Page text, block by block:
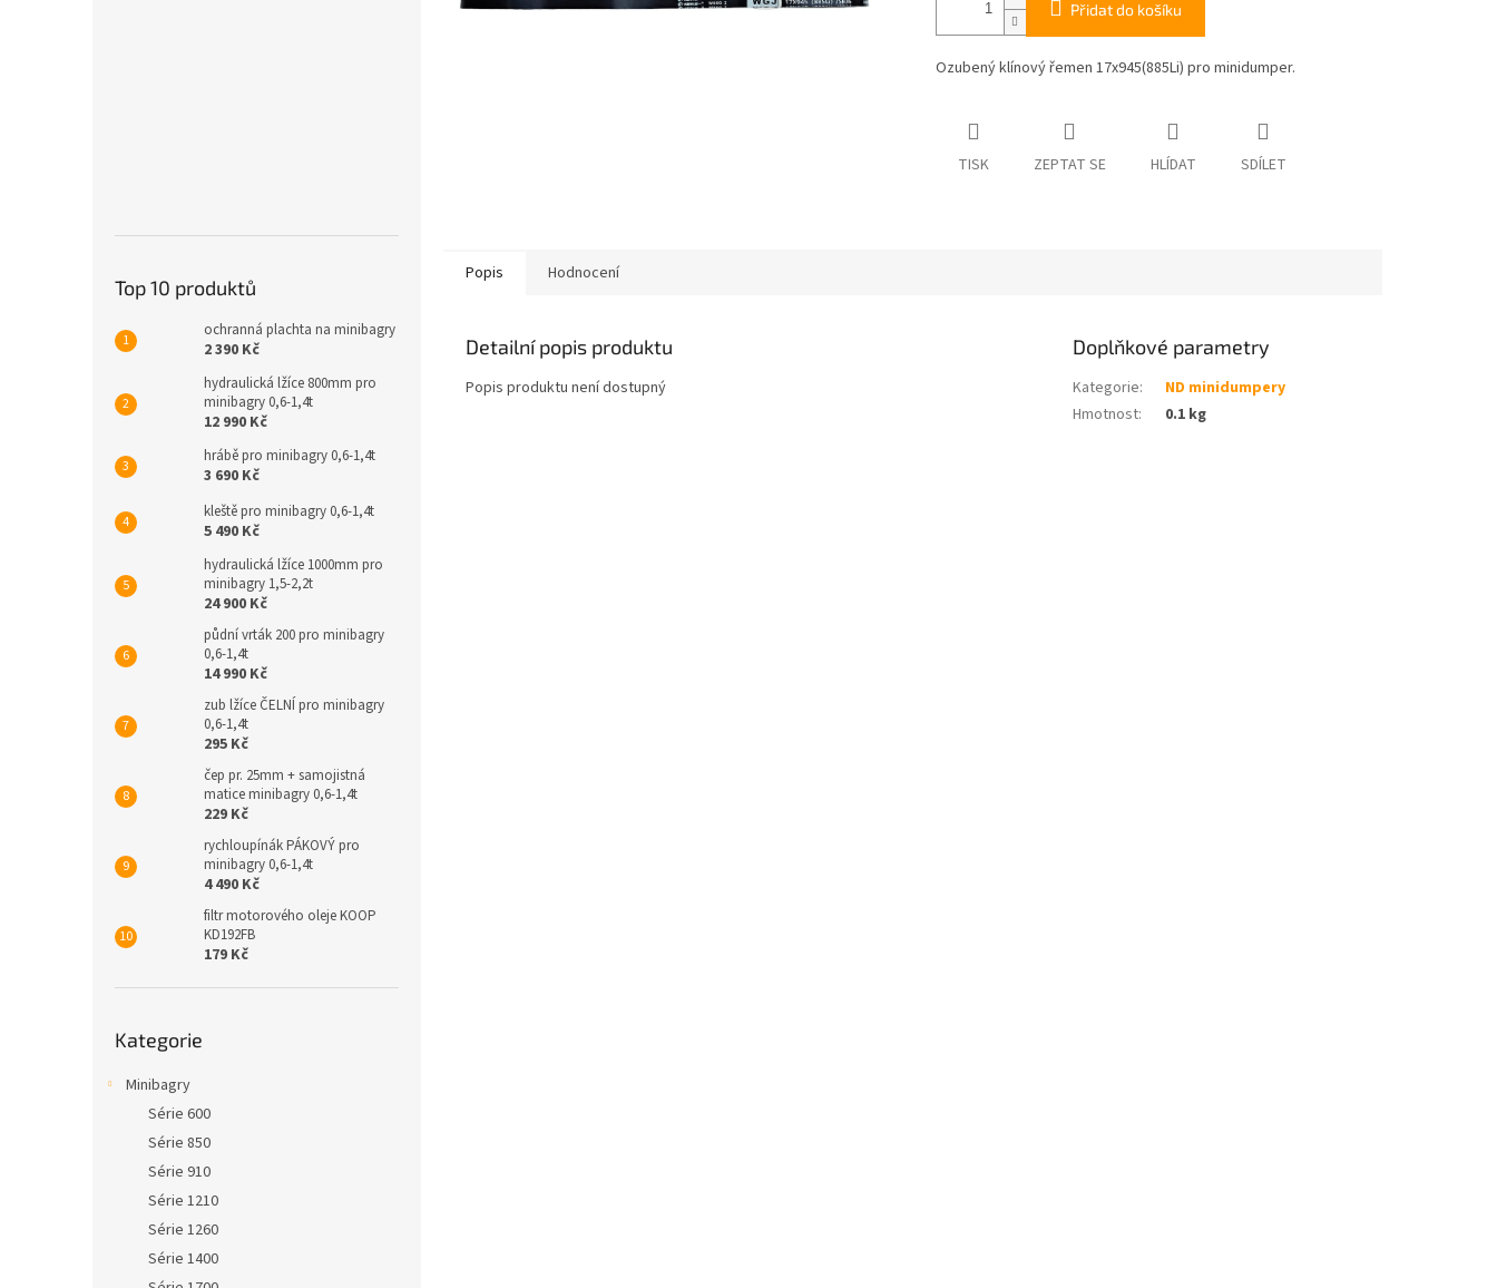
Top 10 produktů
ochranná plachta na minibagry
2 390 Kč
hydraulická lžíce 800mm pro
minibagry 0,6-1,4t
12 990 Kč
hrábě pro minibagry 0,6-1,4t
3 690 Kč
kleště pro minibagry 0,6-1,4t
5 490 Kč
hydraulická lžíce 1000mm pro
minibagry 1,5-2,2t
24 900 Kč
půdní vrták 200 pro minibagry
0,6-1,4t
14 990 Kč
zub lžíce ČELNÍ pro minibagry
0,6-1,4t
295 Kč
čep pr. 25mm + samojistná
matice minibagry 0,6-1,4t
229 Kč
rychloupínák PÁKOVÝ pro
minibagry 0,6-1,4t
4 490 Kč
filtr motorového oleje KOOP
KD192FB
179 Kč
kategorie
Kategorie
Minibagry
Série 600
Série 850
Série 910
Série 1210
Série 1260
Série 1400
Přidat do košíku
Ozubený klínový řemen 17x945(885Li) pro minidumper.
TISK ZEPTAT SE HLÍDAT SDÍLET
Popis Hodnocení
Detailní popis produktu
Popis produktu není dostupný
Doplňkové parametry
Kategorie:
ND minidumpery
Hmotnost: 0.1 kg